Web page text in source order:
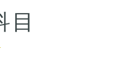
目